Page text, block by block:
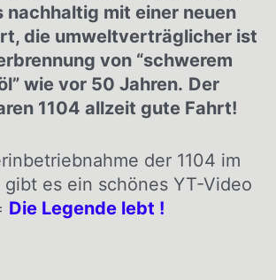
nachhaltig mit einer neuen
die umweltverträglicher ist
von “schwerem
wie vor 50 Jahren. Der
1104 allzeit gute Fahrt!
der 1104 im
es ein schönes YT-Video
Die Legende lebt !